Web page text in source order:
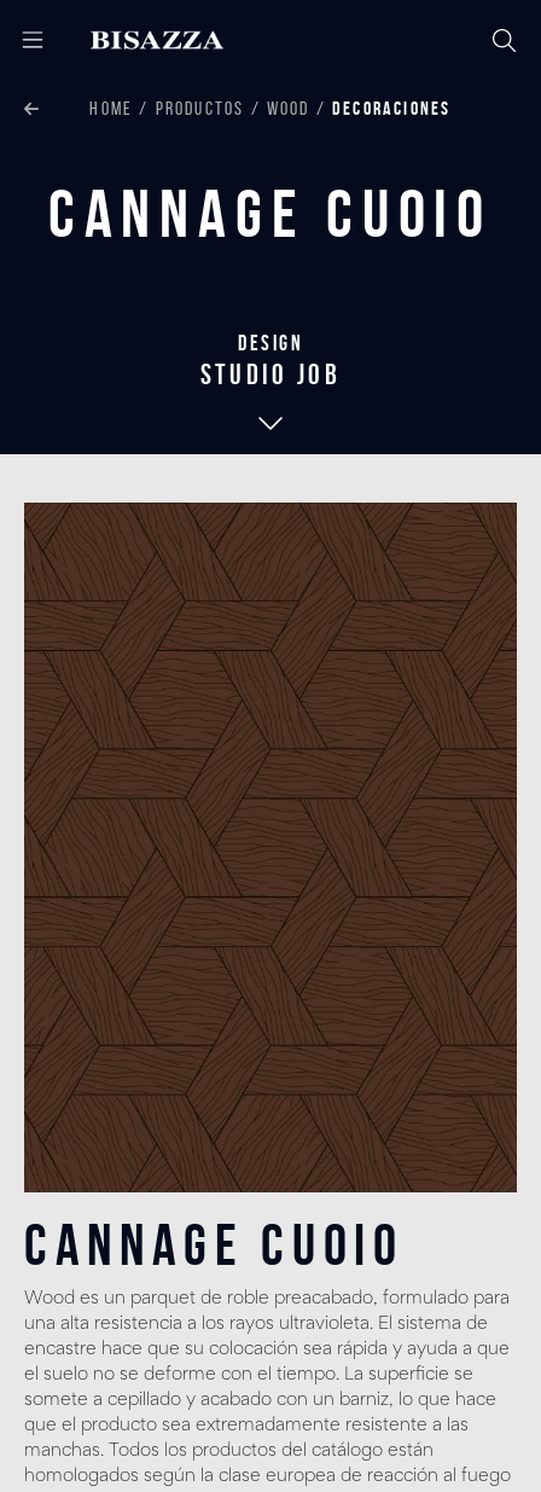
HOME PRODUCTOS WOOD DECORACIONES
Cannage Cuoio
Design
studio job
Cannage Cuoio
Wood es un parquet de roble preacabado, formulado para
una alta resistencia a los rayos ultravioleta. El sistema de
encastre hace que su colocación sea rápida y ayuda a que
el suelo no se deforme con el tiempo. La superficie se
somete a cepillado y acabado con un barniz, lo que hace
que el producto sea extremadamente resistente a las
manchas. Todos los productos del catálogo están
homologados según la clase europea de reacción al fuego